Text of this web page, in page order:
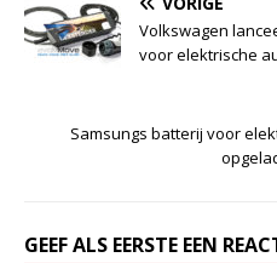
Volkswagen
voor elektrische
Samsungs batterij voor
GEEF ALS EERSTE EEN